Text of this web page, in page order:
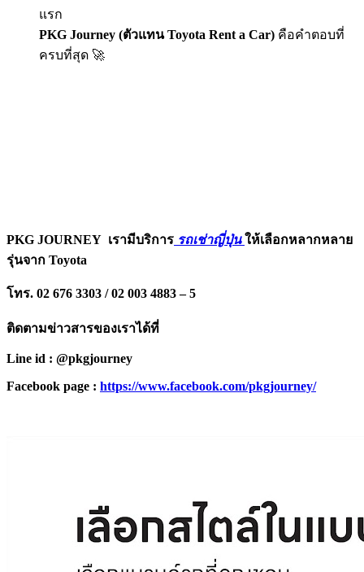
แรก
PKG Journey (ตัวแทน Toyota Rent a Car) คือคำตอบที่
ครบที่สุด 🚀
PKG JOURNEY เรามีบริการ รถเช่าญี่ปุ่น ให้เลือกหลากหลาย
รุ่นจาก Toyota
โทร. 02 676 3303 / 02 003 4883 – 5
ติดตามข่าวสารของเราได้ที่
Line id : @pkgjourney
Facebook page : https://www.facebook.com/pkgjourney/